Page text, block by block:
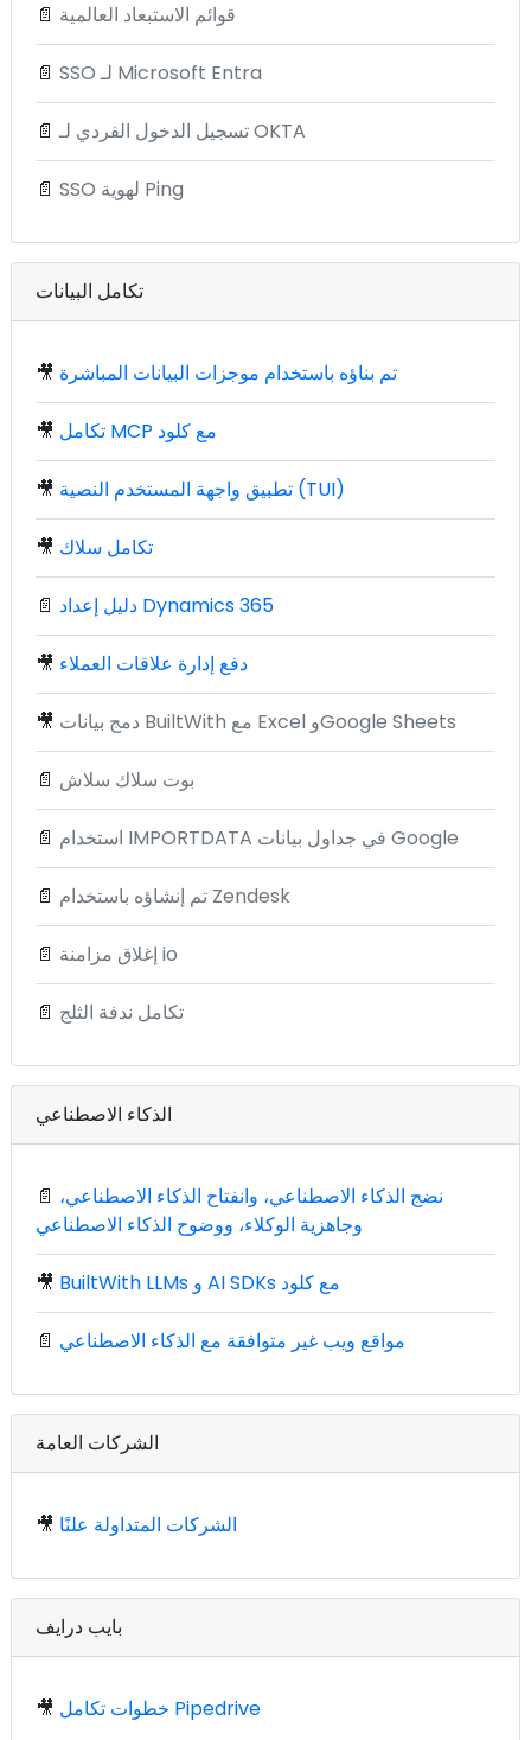
📄 قوائم الاستبعاد العالمية
📄 SSO لـ Microsoft Entra
📄 تسجيل الدخول الفردي لـ OKTA
📄 SSO لهوية Ping
تكامل البيانات
🎥 تم بناؤه باستخدام موجزات البيانات المباشرة
🎥 تكامل MCP مع كلود
🎥 تطبيق واجهة المستخدم النصية (TUI)
🎥 تكامل سلاك
📄 دليل إعداد Dynamics 365
🎥 دفع إدارة علاقات العملاء
🎥 دمج بيانات BuiltWith مع Excel وGoogle Sheets
📄 بوت سلاك سلاش
📄 استخدام IMPORTDATA في جداول بيانات Google
📄 تم إنشاؤه باستخدام Zendesk
📄 إغلاق مزامنة io
📄 تكامل ندفة الثلج
الذكاء الاصطناعي
📄 نضج الذكاء الاصطناعي، وانفتاح الذكاء الاصطناعي،
وجاهزية الوكلاء، ووضوح الذكاء الاصطناعي
🎥 BuiltWith LLMs و AI SDKs مع كلود
📄 مواقع ويب غير متوافقة مع الذكاء الاصطناعي
الشركات العامة
🎥 الشركات المتداولة علنًا
بايب درايف
🎥 خطوات تكامل Pipedrive